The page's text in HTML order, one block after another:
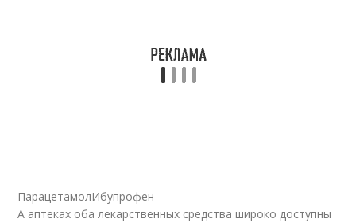
ПарацетамолИбупрофен
А аптеках оба лекарственных средства широко доступны